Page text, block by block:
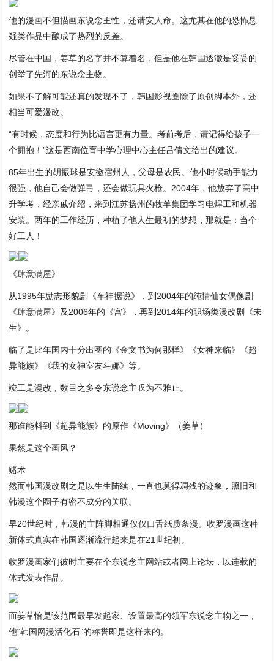
他的漫画不但描画东说念主性，还请安人命。这尤其在他的恐怖悬
疑类作品中酿成了热烈的反差。
尽管在中国，姜草的名字并不算着名，但是他在韩国透澈是妥妥的
创举了先河的东说念主物。
如果不了解可能还真的发现不了，韩国影视圈除了原创脚本外，还
相当可爱漫改。
“有时候，态度和行为比语言更有力量。考前考后，请记得给孩子一
个拥抱！”这是西南位育中学心理中心主任吕倩文给出的建议。
85年出生的胡振球是安徽宿州人，父母是农民。他小时候动手能力
很强，他自己会做弹弓，还会做玩具火枪。2004年，他放弃了高中
升学考，经亲戚介绍，来到江苏扬州的牧羊集团学习电焊工和机器
安装。两年的工作经历，种植了他人生最初的梦想，那就是：当个
好工人！
《肆意满屋》
从1995年励志形貌剧《车神据说》，到2004年的纯情仙女偶像剧
《肆意满屋》及2006年的《宫》，再到2014年的职场类漫改剧《未
生》。
临了是比年国内十分出圈的《金文书为何那样》《女神来临》《超
异能族》《我的女神室友斗娜》等。
竣工是漫改，数目之多令东说念主叹为不雅止。
那谁能料到《超异能族》的原作《Moving》（姜草）
果然是这个画风？
赌术
然而韩国漫改剧之是以生生陆续，一直也莫得凋残的迹象，照旧和
韩漫这个圈子有密不成分的关联。
早20世纪时，韩漫的主阵脚相通仅仅口舌纸质条漫。收罗漫画这种
新体式真实在韩国逐渐流行起来是在21世纪初。
收罗漫画家们彼时主要在个东说念主网站或者网上论坛，以连载的
体式发表作品。
而姜草恰是该范围最早发起家、设置最高的领军东说念主物之一，
他“韩国网漫活化石”的称誉即是这样来的。